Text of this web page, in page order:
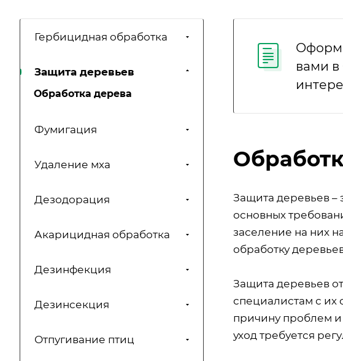
вами
Защита деревьев –
основных
заселение на них
обработку
Защита деревьев
специалистам с их
причину проблем и
уход требуется
Гербицидная обработка
Защита деревьев
Обработка дерева
Фумигация
Удаление мха
Дезодорация
Акарицидная обработка
Дезинфекция
Дезинсекция
Отпугивание птиц